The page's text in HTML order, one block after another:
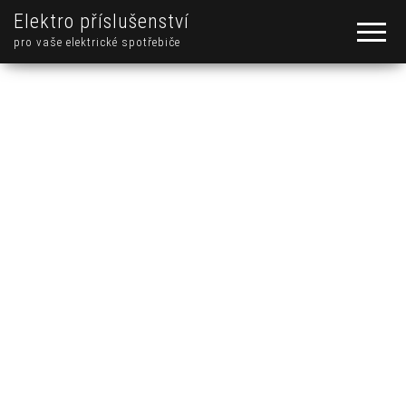
Elektro příslušenství
pro vaše elektrické spotřebiče